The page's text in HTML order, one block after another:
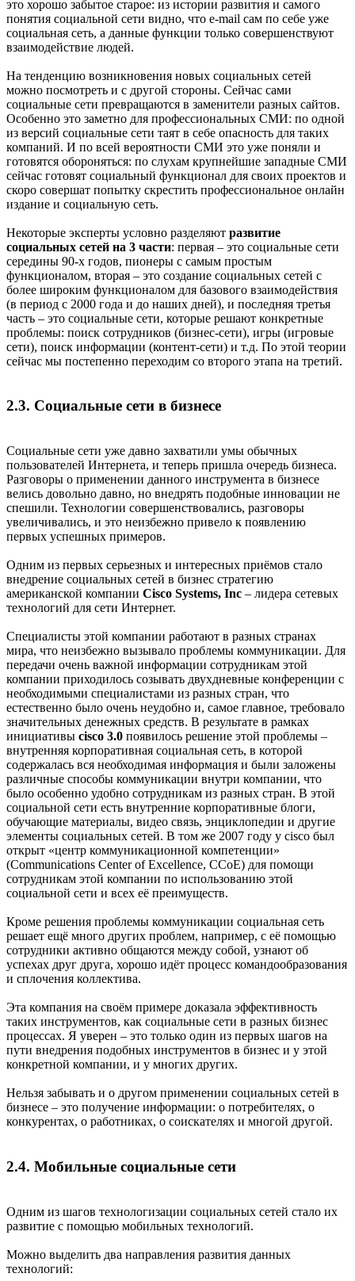
это хорошо забытое старое: из истории развития и самого
понятия социальной сети видно, что e-mail сам по себе уже
социальная сеть, а данные функции только совершенствуют
взаимодействие людей.
На тенденцию возникновения новых социальных сетей
можно посмотреть и с другой стороны. Сейчас сами
социальные сети превращаются в заменители разных сайтов.
Особенно это заметно для профессиональных СМИ: по одной
из версий социальные сети таят в себе опасность для таких
компаний. И по всей вероятности СМИ это уже поняли и
готовятся обороняться: по слухам крупнейшие западные СМИ
сейчас готовят социальный функционал для своих проектов и
скоро совершат попытку скрестить профессиональное онлайн
издание и социальную сеть.
Некоторые эксперты условно разделяют развитие
социальных сетей на 3 части: первая – это социальные сети
середины 90-х годов, пионеры с самым простым
функционалом, вторая – это создание социальных сетей с
более широким функционалом для базового взаимодействия
(в период с 2000 года и до наших дней), и последняя третья
часть – это социальные сети, которые решают конкретные
проблемы: поиск сотрудников (бизнес-сети), игры (игровые
сети), поиск информации (контент-сети) и т.д. По этой теории
сейчас мы постепенно переходим со второго этапа на третий.
2.3. Социальные сети в бизнесе
Социальные сети уже давно захватили умы обычных
пользователей Интернета, и теперь пришла очередь бизнеса.
Разговоры о применении данного инструмента в бизнесе
велись довольно давно, но внедрять подобные инновации не
спешили. Технологии совершенствовались, разговоры
увеличивались, и это неизбежно привело к появлению
первых успешных примеров.
Одним из первых серьезных и интересных приёмов стало
внедрение социальных сетей в бизнес стратегию
американской компании Cisco Systems, Inc – лидера сетевых
технологий для сети Интернет.
Специалисты этой компании работают в разных странах
мира, что неизбежно вызывало проблемы коммуникации. Для
передачи очень важной информации сотрудникам этой
компании приходилось созывать двухдневные конференции с
необходимыми специалистами из разных стран, что
естественно было очень неудобно и, самое главное, требовало
значительных денежных средств. В результате в рамках
инициативы cisco 3.0 появилось решение этой проблемы –
внутренняя корпоративная социальная сеть, в которой
содержалась вся необходимая информация и были заложены
различные способы коммуникации внутри компании, что
было особенно удобно сотрудникам из разных стран. В этой
социальной сети есть внутренние корпоративные блоги,
обучающие материалы, видео связь, энциклопедии и другие
элементы социальных сетей. В том же 2007 году у cisco был
открыт «центр коммуникационной компетенции»
(Communications Center of Excellence, CCoE) для помощи
сотрудникам этой компании по использованию этой
социальной сети и всех её преимуществ.
Кроме решения проблемы коммуникации социальная сеть
решает ещё много других проблем, например, с её помощью
сотрудники активно общаются между собой, узнают об
успехах друг друга, хорошо идёт процесс командообразования
и сплочения коллектива.
Эта компания на своём примере доказала эффективность
таких инструментов, как социальные сети в разных бизнес
процессах. Я уверен – это только один из первых шагов на
пути внедрения подобных инструментов в бизнес и у этой
конкретной компании, и у многих других.
Нельзя забывать и о другом применении социальных сетей в
бизнесе – это получение информации: о потребителях, о
конкурентах, о работниках, о соискателях и многой другой.
2.4. Мобильные социальные сети
Одним из шагов технологизации социальных сетей стало их
развитие с помощью мобильных технологий.
Можно выделить два направления развития данных
технологий: